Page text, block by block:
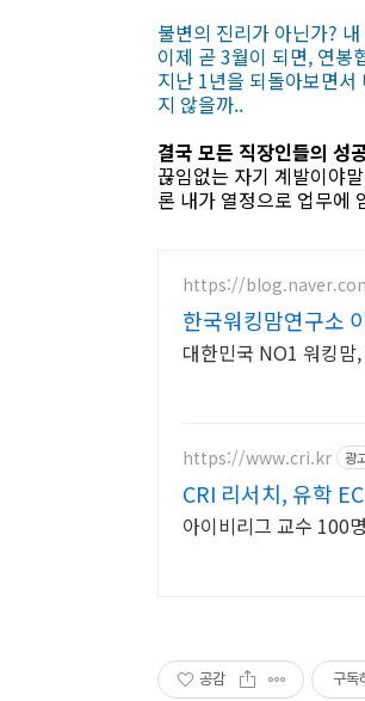
불변의 진리가 아닌가?
이제 곧 3월이 되면, 연봉
지난 1년을 되돌아보면
지 않을까..
결국 모든 직장인들의 성
끊임없는 자기 계발이야
론 내가 열정으로 업무에
https://
한국워킹맘연구소
대한민국 NO1 워킹맘
https://www.cri.kr 광
CRI 리서치, 유학 EC
아이비리그 교수 100
공감 구독